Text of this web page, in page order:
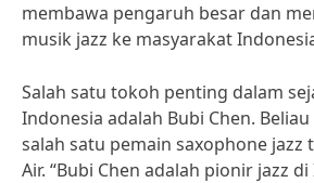
membawa pengaruh besar dan
musik jazz ke masyarakat
Salah satu tokoh penting dalam
Indonesia adalah Bubi Chen.
salah satu pemain saxophone jazz
Air. “Bubi Chen adalah pionir jazz